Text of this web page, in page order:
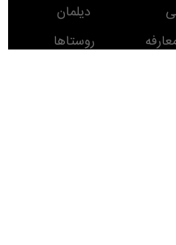
دیلمان
روستاها